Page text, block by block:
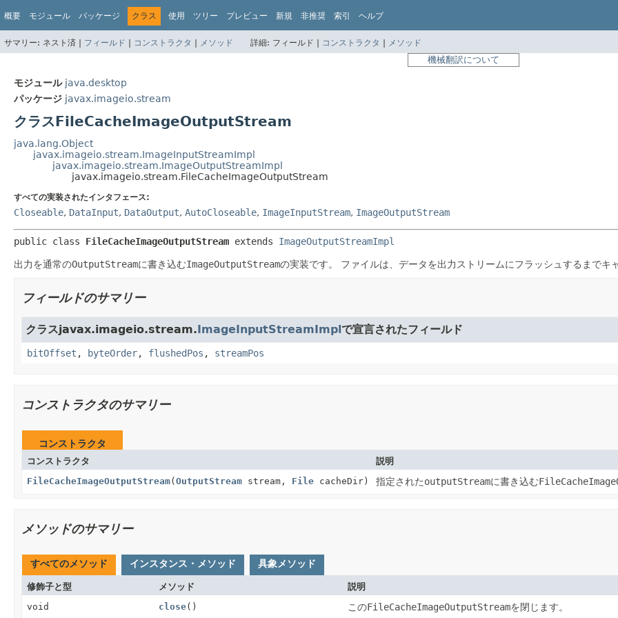
概要 モジュール パッケージ クラス 使用 ツリー プレビュー 新規 非推奨 索引 ヘルプ
サマリー: ネスト済 | フィールド | コンストラクタ | メソッド 詳細: フィールド | コンストラクタ | メソッド
機械翻訳について
モジュール java.desktop
パッケージ javax.imageio.stream
クラスFileCacheImageOutputStream
java.lang.Object
javax.imageio.stream.ImageInputStreamImpl
javax.imageio.stream.ImageOutputStreamImpl
javax.imageio.stream.FileCacheImageOutputStream
すべての実装されたインタフェース:
Closeable, DataInput, DataOutput, AutoCloseable, ImageInputStream, ImageOutputStream
public class FileCacheImageOutputStream extends ImageOutputStreamImpl
出力を通常のOutputStreamに書き込むImageOutputStreamの実装です。 ファイルは、データを出力ストリームにフラッシュするまでキ
フィールドのサマリー
クラスjavax.imageio.stream.ImageInputStreamImplで宣言されたフィールド
bitOffset , byteOrder, flushedPos , streamPos
コンストラクタのサマリー
コンストラクタ
コンストラクタ
説明
FileCacheImageOutputStream(OutputStream stream, File cacheDir) 指定されたoutputStreamに書き込む
メソッドのサマリー
すべてのメソッド インスタンス・メソッド 具象メソッド
修飾子と型 メソッド
説明
void
close() このFileCacheImageOutputStreamを閉じます。